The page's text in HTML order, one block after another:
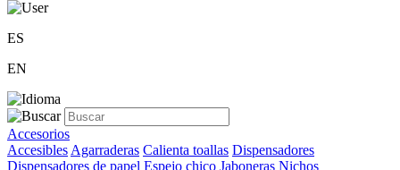
ES
EN
Accesorios
Accesibles Agarraderas Calienta toallas Dispensadores
Dispensadores de papel Espejo chico Jaboneras Nichos